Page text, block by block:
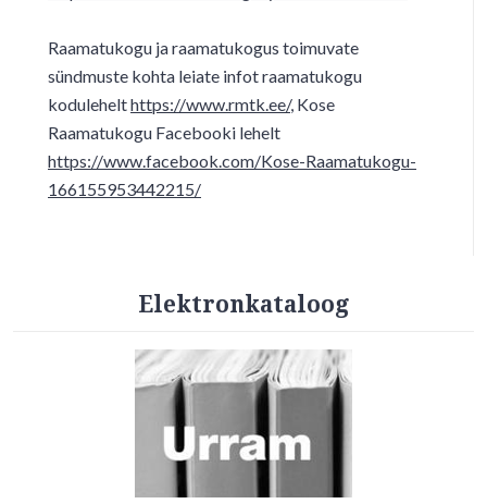
Raamatukogu ja raamatukogus toimuvate
sündmuste kohta leiate infot raamatukogu
kodulehelthttps://www.rmtk.ee/, Kose
Raamatukogu Facebooki lehelt
https://www.facebook.com/Kose-Raamatukogu-
166155953442215/
Elektronkataloog